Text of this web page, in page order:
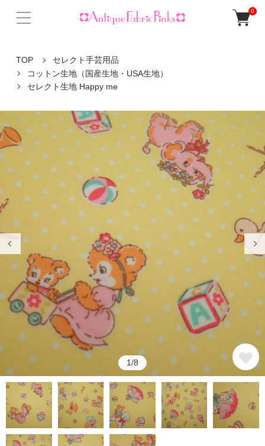
0
TOP
セレクト手芸用品
コットン生地（国産生地・USA生地）
セレクト生地 Happy me
1/8